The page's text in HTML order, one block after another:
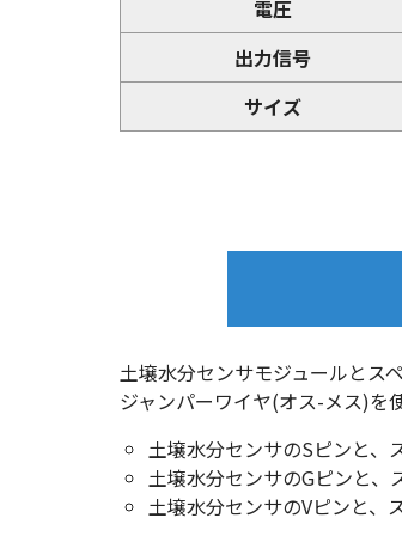
電圧
出力信号
サイズ
土壌水分センサモジュールとス
ジャンパーワイヤ(オス-メス)を
土壌水分センサのSピンと、
土壌水分センサのGピンと、
土壌水分センサのVピンと、